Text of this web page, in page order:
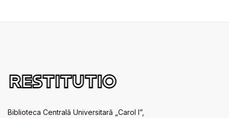
Biblioteca Centrală Universitară „Carol I”,